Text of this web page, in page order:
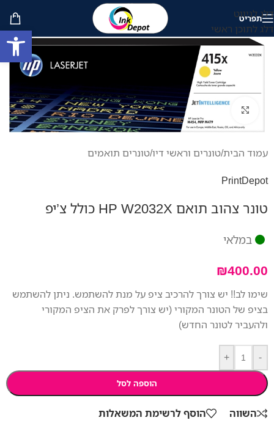
דלג לניווט
דלג לתוכן ראשי
תפריט
לחץ להגדלה
עמוד הבית/טונרים וראשי דיו/טונרים תואמים
PrintDepot
טונר צהוב תואם HP W2032X כולל צ’יפ
במלאי
₪400.00
שימו לב!! יש צורך להרכיב ציפ על מנת להשתמש. ניתן להשתמש
בציפ של הטונר המקורי (יש צורך לפרק את הציפ המקורי
ולהעביר לטונר החדש)
-
+
הוספה לסל
השווה הוסף לרשימת המשאלות
פתח